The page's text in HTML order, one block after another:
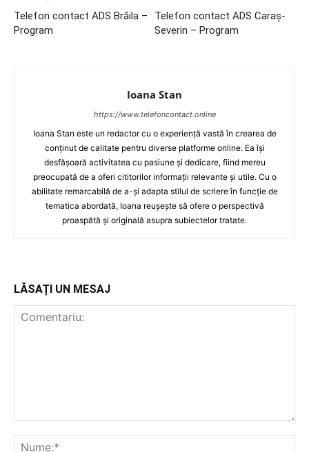
Telefon contact ADS Brăila –
Program
Telefon contact ADS Caraş-
Severin – Program
Ioana Stan
https://www.telefoncontact.online
Ioana Stan este un redactor cu o experiență vastă în crearea de
conținut de calitate pentru diverse platforme online. Ea își
desfășoară activitatea cu pasiune și dedicare, fiind mereu
preocupată de a oferi cititorilor informații relevante și utile. Cu o
abilitate remarcabilă de a-și adapta stilul de scriere în funcție de
tematica abordată, Ioana reușește să ofere o perspectivă
proaspătă și originală asupra subiectelor tratate.
LĂSAȚI UN MESAJ